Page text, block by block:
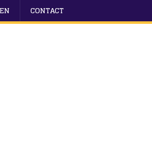
CONTACT